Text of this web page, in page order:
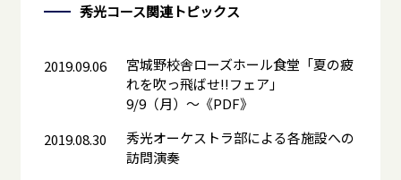
秀光コース関連トピックス
2019.09.06
宮城野校舎ローズホール食堂「夏の疲
れを吹っ飛ばせ!!フェア」
9/9（月）〜《PDF》
2019.08.30
秀光オーケストラ部による各施設への
訪問演奏